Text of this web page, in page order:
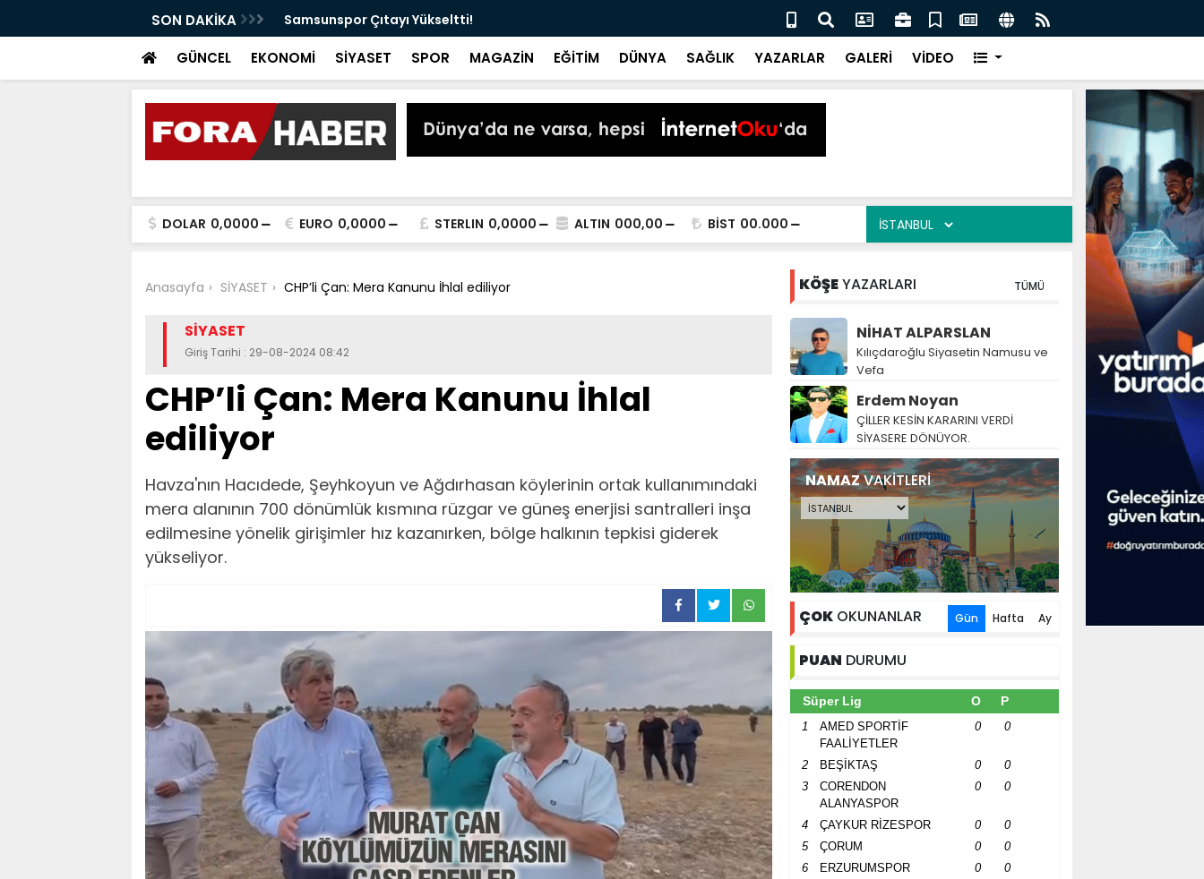
SON DAKİKA
Bir Tekkeköy İçin Çalışıyoruz" Samsunspor Çıtayı Yükseltti! Başkan Kurnaz: İlkadım’da Gönüllere Dokunuyoruz
GÜNCEL EKONOMİ SİYASET SPOR MAGAZİN EĞİTİM DÜNYA SAĞLIK YAZARLAR GALERİ VİDEO
DOLAR 0,0000 EURO 0,0000 STERLIN 0,0000 ALTIN 000,00 BİST 00.000
Anasayfa SİYASET CHP’li Çan: Mera Kanunu İhlal ediliyor
SİYASET
Giriş Tarihi : 29-08-2024 08:42
CHP’li Çan: Mera Kanunu İhlal
ediliyor
Havza'nın Hacıdede, Şeyhkoyun ve Ağdırhasan köylerinin ortak kullanımındaki
mera alanının 700 dönümlük kısmına rüzgar ve güneş enerjisi santralleri inşa
edilmesine yönelik girişimler hız kazanırken, bölge halkının tepkisi giderek
yükseliyor.
KÖŞEYAZARLARI TÜMÜ
NİHAT ALPARSLAN
Kılıçdaroğlu Siyasetin Namusu ve
Vefa
Erdem Noyan
ÇİLLER KESİN KARARINI VERDİ
SİYASERE DÖNÜYOR.
NAMAZVAKİTLERİ
ÇOK OKUNANLAR Gün Hafta Ay
PUAN DURUMU
Süper Lig O P
1
AMED SPORTİF
FAALİYETLER
0 0
2 BEŞİKTAŞ 0
0
3
CORENDON
ALANYASPOR
0 0
4 ÇAYKUR RİZESPOR 0
0
5
ÇORUM 0
0
6
ERZURUMSPOR 0
0